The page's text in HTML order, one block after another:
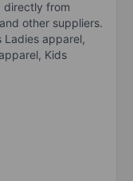
directly from
other suppliers.
Ladies apparel,
Kids